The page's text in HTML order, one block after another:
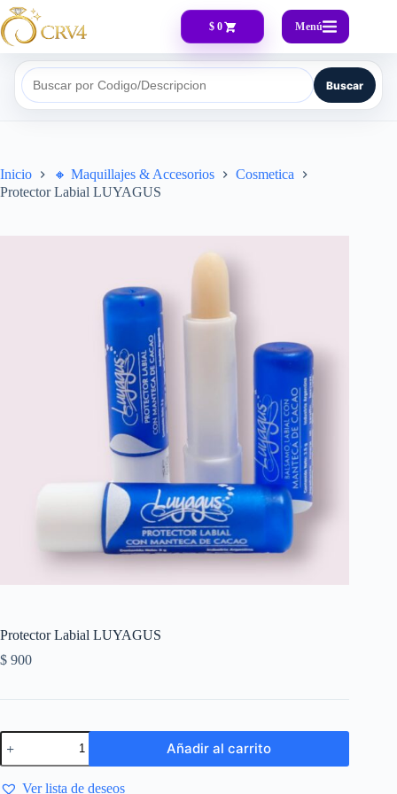
$ 0 Menú
Buscar por Codigo/Descripcion Buscar
Inicio 🔸​ Maquillajes & Accesorios
Cosmetica
Protector Labial LUYAGUS
Protector Labial LUYAGUS
$ 900
Añadir al carrito
Ver lista de deseos